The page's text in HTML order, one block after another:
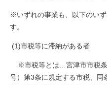
※いずれの事業も、以下のい
す。
(1)市税等に滞納がある者
※市税等とは…宮津市市税条
号）第3条に規定する市税、